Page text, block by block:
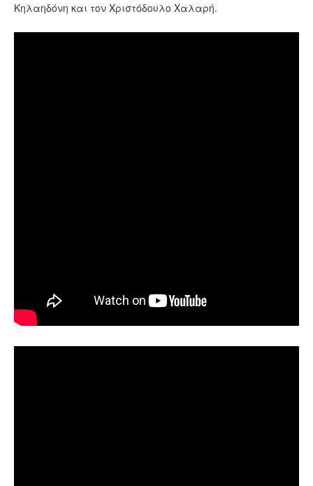
Κηλαηδόνη και τον Χριστόδουλο Χαλαρή.